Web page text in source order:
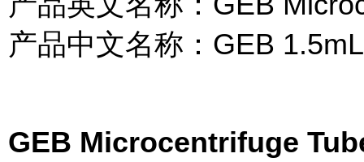
产品中文名称：GEB
GEB Microcentrifuge